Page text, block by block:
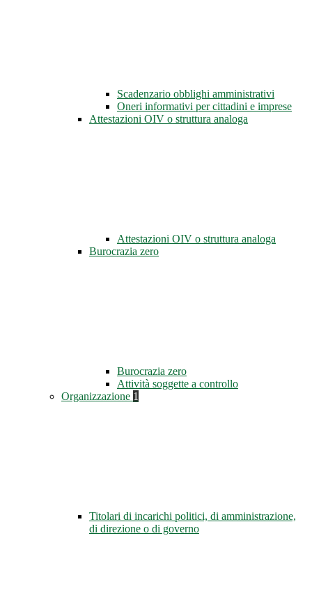
Scadenzario obblighi amministrativi
Oneri informativi per cittadini e imprese
Attestazioni OIV o struttura analoga
Attestazioni OIV o struttura analoga
Burocrazia zero
Burocrazia zero
Attività soggette a controllo
Organizzazione 1
Titolari di incarichi politici, di amministrazione,
di direzione o di governo